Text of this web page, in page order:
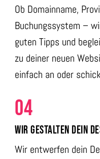
Ob Domainname,
Buchungssystem –
guten Tipps und
zu deiner neuen
einfach an oder
04
WIR GESTALTEN DEIN
Wir entwerfen dein